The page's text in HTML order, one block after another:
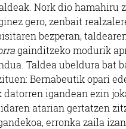
Nork dio hamahiru
gero, zenbait
bezperan,
gainditzeko modurik
Taldea ubeldura bat
Bernabeutik opari
igandean ezin
atarian gertatzen
erronka zaila